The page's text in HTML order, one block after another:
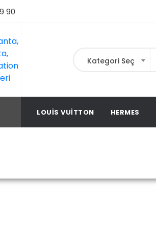
90
Kategori Seç
LOUIS VUITTON HERMES